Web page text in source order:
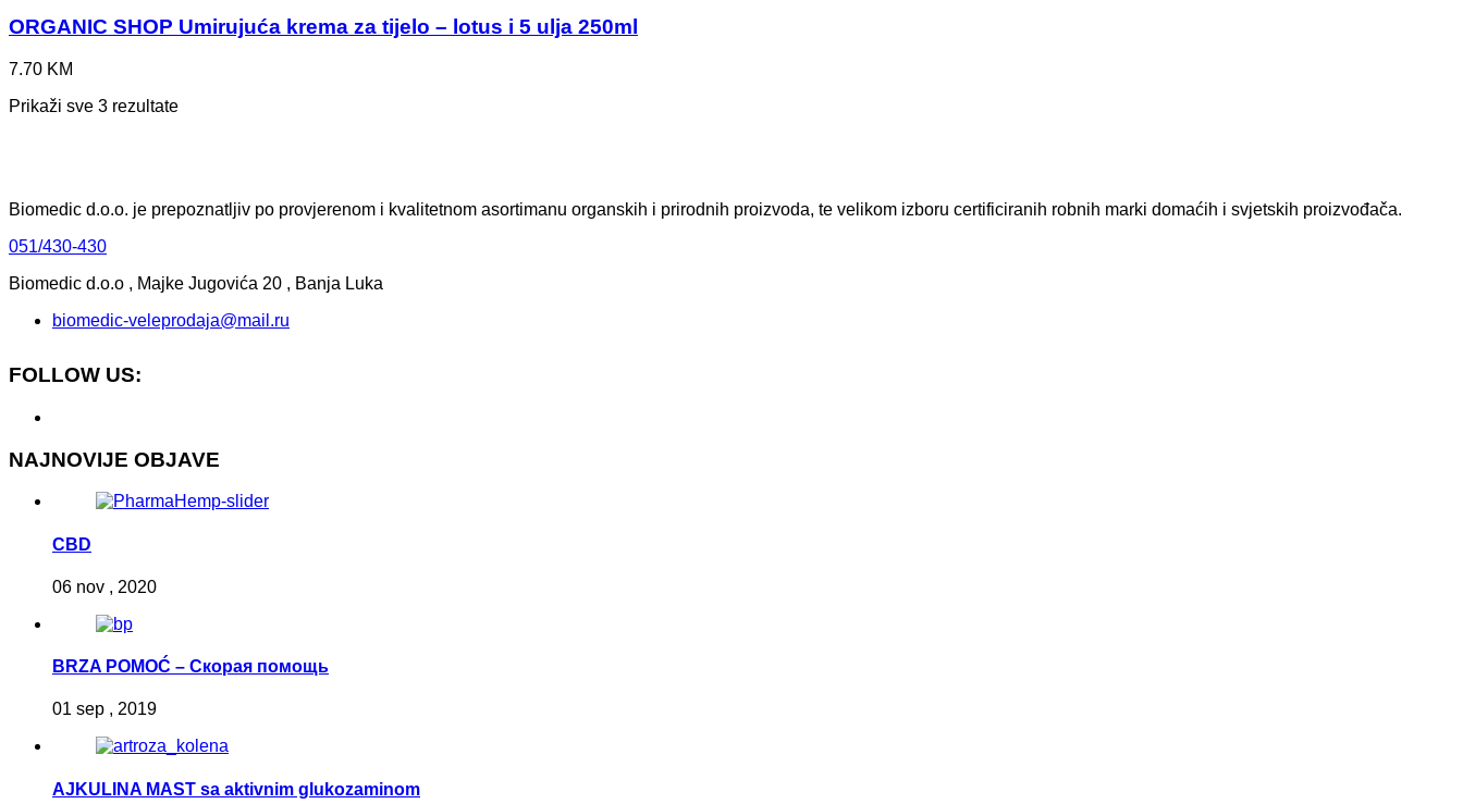
ORGANIC SHOP Umirujuća krema za tijelo – lotus i 5 ulja 250ml
7.70 KM
Prikaži sve 3 rezultate
Biomedic d.o.o. je prepoznatljiv po provjerenom i kvalitetnom asortimanu organskih i prirodnih proizvoda, te velikom izboru certificiranih robnih marki domaćih i svjetskih proizvođača.
051/430-430
Biomedic d.o.o , Majke Jugovića 20 , Banja Luka
biomedic-veleprodaja@mail.ru
FOLLOW US:
NAJNOVIJE OBJAVE
CBD
06 nov , 2020
BRZA POMOĆ – Скорая помощь
01 sep , 2019
AJKULINA MAST sa aktivnim glukozaminom